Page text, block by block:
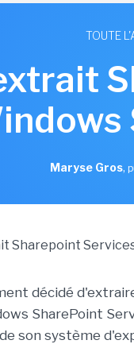
TOUTE
Maryse Gros,
décidé
SharePoint
son système